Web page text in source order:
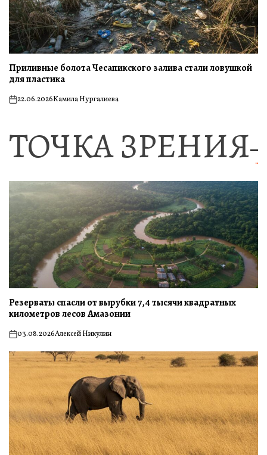
Приливные болота Чесапикского залива стали ловушкой
для пластика
on22.06.2026Камила Нургалиева
ТОЧКА ЗРЕНИЯ
Резерваты спасли от вырубки 7,4 тысячи квадратных
километров лесов Амазонии
on03.08.2026Алексей Никулин